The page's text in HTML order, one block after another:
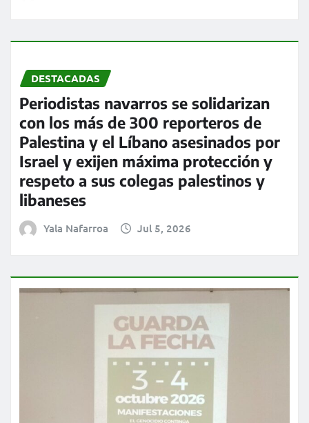
DESTACADAS
Periodistas navarros se solidarizan
con los más de 300 reporteros de
Palestina y el Líbano asesinados por
Israel y exijen máxima protección y
respeto a sus colegas palestinos y
libaneses
Yala Nafarroa Jul 5, 2026